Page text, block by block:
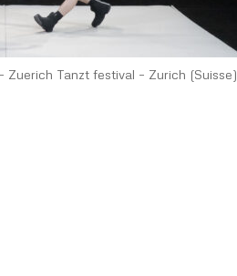
Zuerich Tanzt festival – Zurich (Suisse)